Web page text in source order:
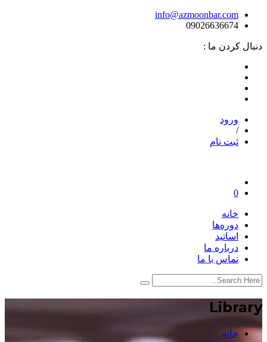
info@azmoonbar.com
09026636674
دنبال کردن ما :
ورود
/
ثبت نام
0
خانه
دوره‌ها
اساتید
درباره ما
تماس با ما
Library
خانه